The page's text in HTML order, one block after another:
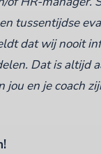
tussentijdse
dat wij nooit
Dat is altijd
jou en je coach